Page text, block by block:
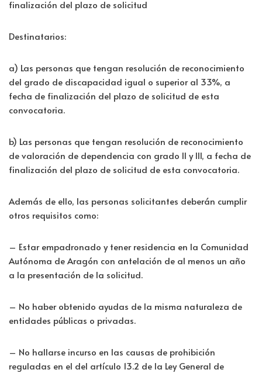
finalización del plazo de solicitud
Destinatarios:
a) Las personas que tengan resolución de reconocimiento
del grado de discapacidad igual o superior al 33%, a
fecha de finalización del plazo de solicitud de esta
convocatoria.
b) Las personas que tengan resolución de reconocimiento
de valoración de dependencia con grado II y III, a fecha de
finalización del plazo de solicitud de esta convocatoria.
Además de ello, las personas solicitantes deberán cumplir
otros requisitos como:
– Estar empadronado y tener residencia en la Comunidad
Autónoma de Aragón con antelación de al menos un año
a la presentación de la solicitud.
– No haber obtenido ayudas de la misma naturaleza de
entidades públicas o privadas.
– No hallarse incurso en las causas de prohibición
reguladas en el del artículo 13.2 de la Ley General de